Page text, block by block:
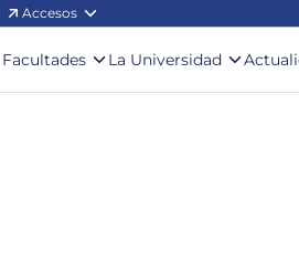
Accesos
Facultades La Universidad